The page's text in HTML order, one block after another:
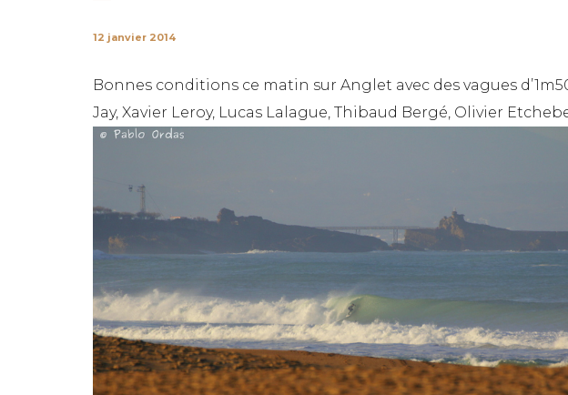
12 janvier 2014
Bonnes conditions ce matin sur Anglet avec des vagues
Jay, Xavier Leroy, Lucas Lalague, Thibaud Bergé, Olivier